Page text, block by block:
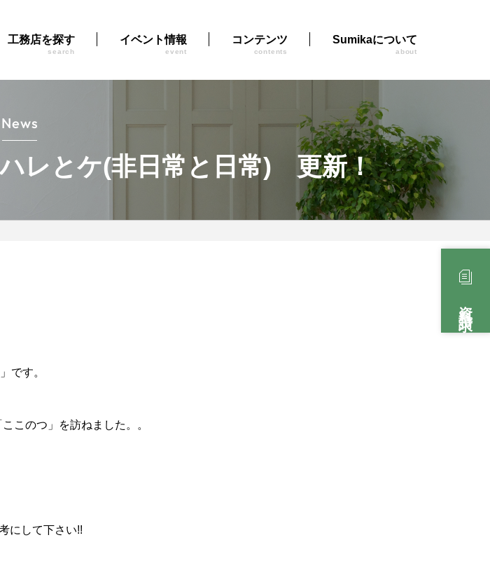
工務店を探す
search
イベント情報
event
コンテンツ
contents
Sumikaについて
about
News
レとケ(非日常と日常) 更新！
です。
このつ」を訪ねました。。
にして下さい!!
資料請求